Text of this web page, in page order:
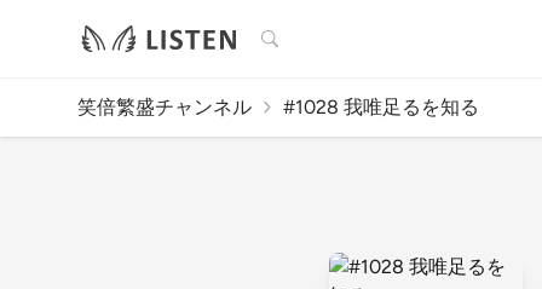
検索
笑倍繁盛チャンネル #1028 我唯足るを知る